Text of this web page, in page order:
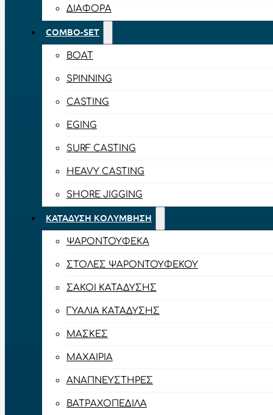
ΔΙΆΦΟΡΑ
COMBO-SET
BOAT
SPINNING
CASTING
EGING
SURF CASTING
HEAVY CASTING
SHORE JIGGING
ΚΑΤΆΔΥΣΗ ΚΟΛΎΜΒΗΣΗ
ΨΑΡΟΝΤΟΎΦΕΚΑ
ΣΤΟΛΈΣ ΨΑΡΟΝΤΟΎΦΕΚΟΥ
ΣΆΚΟΙ ΚΑΤΆΔΥΣΗΣ
ΓΥΑΛΙΆ ΚΑΤΆΔΥΣΗΣ
ΜΆΣΚΕΣ
ΜΑΧΑΊΡΙΑ
ΑΝΑΠΝΕΥΣΤΉΡΕΣ
ΒΑΤΡΑΧΟΠΈΔΙΛΑ